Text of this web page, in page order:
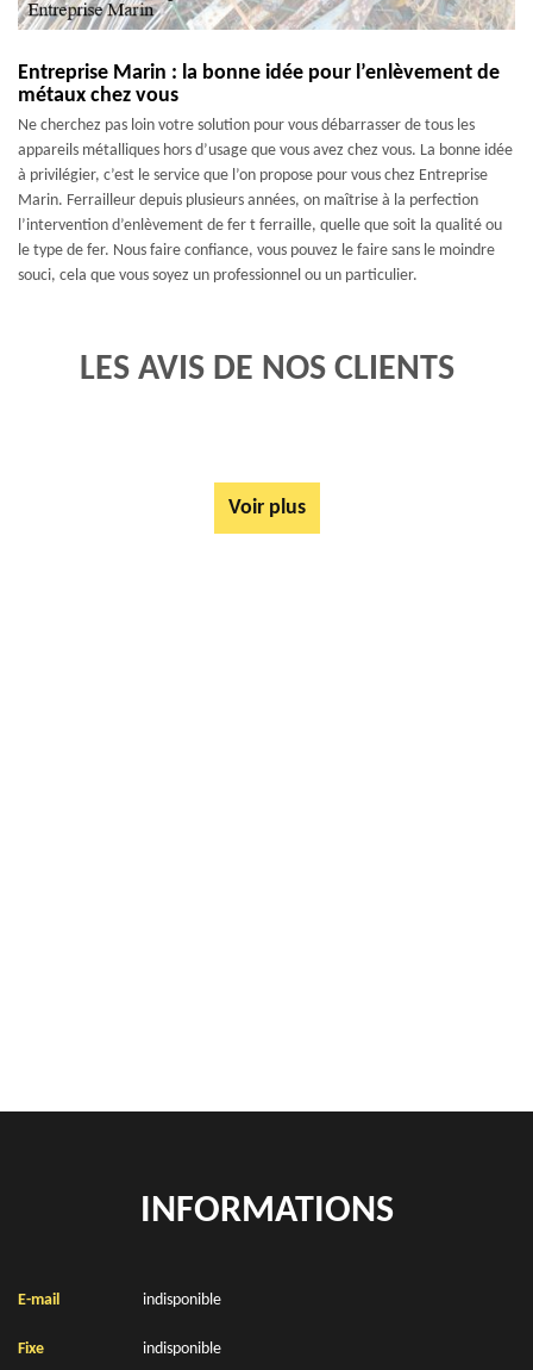
Entreprise Marin : la bonne idée pour l’enlèvement de
métaux chez vous
Ne cherchez pas loin votre solution pour vous débarrasser de tous les
appareils métalliques hors d’usage que vous avez chez vous. La bonne idée
à privilégier, c’est le service que l’on propose pour vous chez Entreprise
Marin. Ferrailleur depuis plusieurs années, on maîtrise à la perfection
l’intervention d’enlèvement de fer t ferraille, quelle que soit la qualité ou
le type de fer. Nous faire confiance, vous pouvez le faire sans le moindre
souci, cela que vous soyez un professionnel ou un particulier.
LES AVIS DE NOS CLIENTS
Voir plus
INFORMATIONS
E-mail indisponible
Fixe indisponible